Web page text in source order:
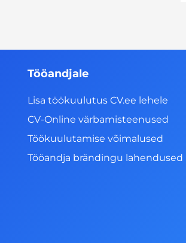
Tööandjale
Lisa töökuulutus CV.ee lehele
CV-Online värbamisteenused
Töökuulutamise võimalused
Tööandja brändingu lahendused